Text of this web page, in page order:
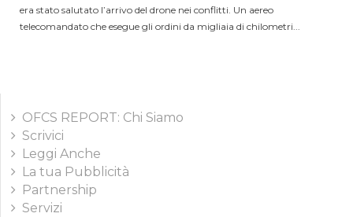
era stato salutato l’arrivo del drone nei conflitti. Un aereo
telecomandato che esegue gli ordini da migliaia di chilometri...
OFCS REPORT: Chi Siamo
Scrivici
Leggi Anche
La tua Pubblicità
Partnership
Servizi